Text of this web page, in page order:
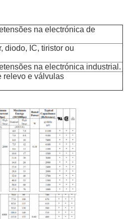
na electrónica de
diodo, IC, tiristor ou
na electrónica industrial.
relevo e válvulas